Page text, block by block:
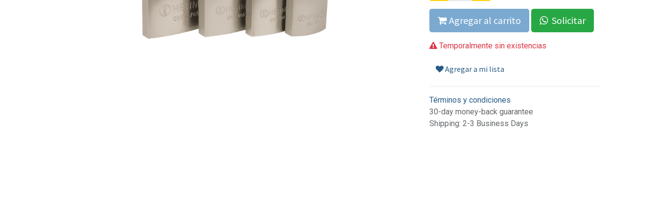
Agregar al carrito Solicitar
Temporalmente sin existencias
Agregar a mi lista
Términos y condiciones
30-day money-back guarantee
Shipping: 2-3 Business Days